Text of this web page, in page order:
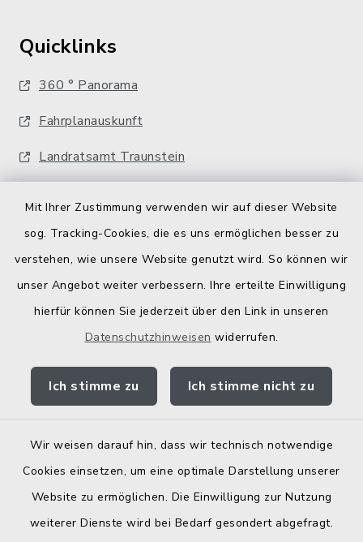
Mit Ihrer Zustimmung verwenden wir auf dieser Website
sog. Tracking-Cookies, die es uns ermöglichen besser zu
verstehen, wie unsere Website genutzt wird. So können wir
unser Angebot weiter verbessern. Ihre erteilte Einwilligung
hierfür können Sie jederzeit über den Link in unseren
Datenschutzhinweisen widerrufen.
Ich stimme zu Ich stimme nicht zu
Wir weisen darauf hin, dass wir technisch notwendige
Cookies einsetzen, um eine optimale Darstellung unserer
Website zu ermöglichen. Die Einwilligung zur Nutzung
weiterer Dienste wird bei Bedarf gesondert abgefragt.
Quicklinks
360 ° Panorama
Fahrplanauskunft
Landratsamt Traunstein
Bodenrichtwerte
Kontakt
Barrierefreiheit
Elektronische Zugangseröffnung
Impressum